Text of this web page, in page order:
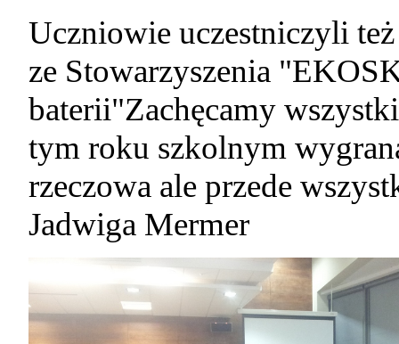
Uczniowie uczestniczyli
ze Stowarzyszenia
baterii"Zachęcamy
tym roku szkolnym
rzeczowa ale przede
Jadwiga Mermer